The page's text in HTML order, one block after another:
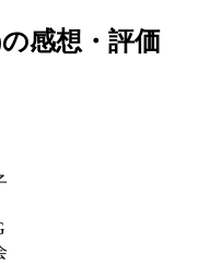
感想・評価